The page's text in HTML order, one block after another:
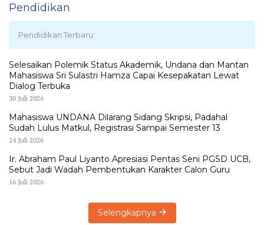
Pendidikan
Pendidikan Terbaru
Selesaikan Polemik Status Akademik, Undana dan Mantan
Mahasiswa Sri Sulastri Hamza Capai Kesepakatan Lewat
Dialog Terbuka
30 Juli 2026
Mahasiswa UNDANA Dilarang Sidang Skripsi, Padahal
Sudah Lulus Matkul, Registrasi Sampai Semester 13
24 Juli 2026
Ir. Abraham Paul Liyanto Apresiasi Pentas Seni PGSD UCB,
Sebut Jadi Wadah Pembentukan Karakter Calon Guru
16 Juli 2026
Selengkapnya